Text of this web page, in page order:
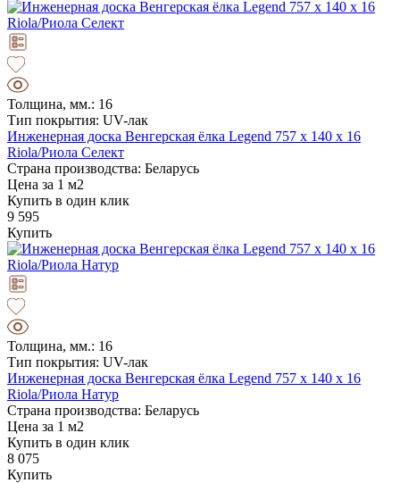
Толщина, мм.: 16
Тип покрытия: UV-лак
Инженерная доска Венгерская ёлка Legend 757 х 140 х 16
Riola/Риола Селект
Страна производства: Беларусь
Цена за 1 м2
Купить в один клик
9 595
Купить
Толщина, мм.: 16
Тип покрытия: UV-лак
Инженерная доска Венгерская ёлка Legend 757 х 140 х 16
Riola/Риола Натур
Страна производства: Беларусь
Цена за 1 м2
Купить в один клик
8 075
Купить